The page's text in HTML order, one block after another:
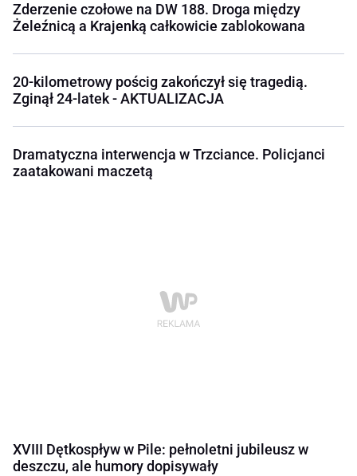
Zderzenie czołowe na DW 188. Droga między
Żeleźnicą a Krajenką całkowicie zablokowana
20-kilometrowy pościg zakończył się tragedią.
Zginął 24-latek - AKTUALIZACJA
Dramatyczna interwencja w Trzciance. Policjanci
zaatakowani maczetą
XVIII Dętkospływ w Pile: pełnoletni jubileusz w
deszczu, ale humory dopisywały